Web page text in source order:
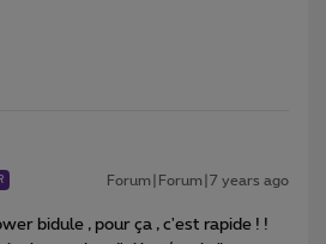
Forum|Forum|7 years ago
bidule , pour ça , c'est rapide ! !